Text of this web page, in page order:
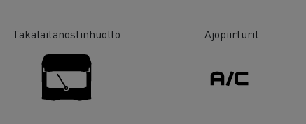
Takalaitanostinhuolto Ajopiirturit